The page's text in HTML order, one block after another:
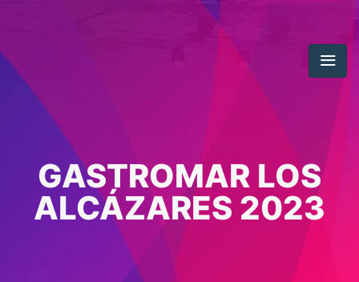
GASTROMAR LOS
ALCÁZARES 2023